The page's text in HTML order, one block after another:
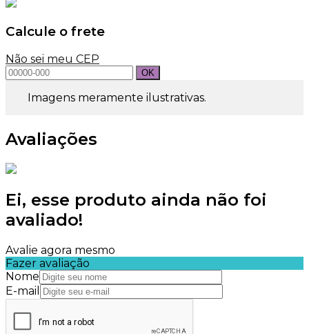
Calcule o frete
Não sei meu CEP
Imagens meramente ilustrativas.
Avaliações
Ei, esse produto ainda não foi
avaliado!
Avalie agora mesmo
Fazer avaliação
Nome
E-mail